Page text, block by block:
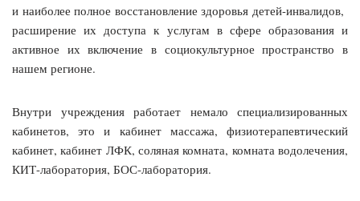
и наиболее полное восстановление здоровья детей-инвалидов,
расширение их доступа к услугам в сфере образования и
активное их включение в социокультурное пространство в
нашем регионе.
Внутри учреждения работает немало специализированных
кабинетов, это и кабинет массажа, физиотерапевтический
кабинет, кабинет ЛФК, соляная комната, комната водолечения,
КИТ-лаборатория, БОС-лаборатория.